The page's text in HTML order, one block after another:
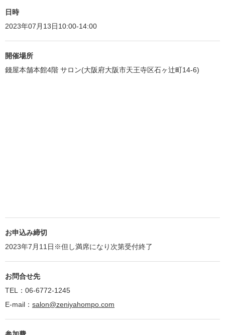
日時
2023年07月13日10:00-14:00
開催場所
錢屋本舗本館4階 サロン(大阪府大阪市天王寺区石ヶ辻町14-6)
お申込み締切
2023年7月11日※但し満席になり次第受付終了
お問合せ先
TEL：06-6772-1245
E-mail： salon@zeniyahompo.com